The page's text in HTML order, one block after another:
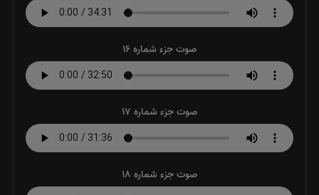
صوت جزء شماره 16
صوت جزء شماره 17
صوت جزء شماره 18